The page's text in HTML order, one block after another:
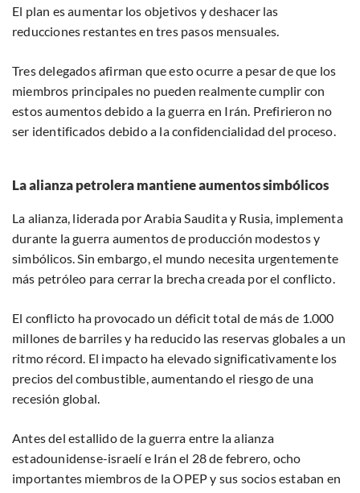
El plan es aumentar los objetivos y deshacer las
reducciones restantes en tres pasos mensuales.
Tres delegados afirman que esto ocurre a pesar de que los
miembros principales no pueden realmente cumplir con
estos aumentos debido a la guerra en Irán. Prefirieron no
ser identificados debido a la confidencialidad del proceso.
La alianza petrolera mantiene aumentos simbólicos
La alianza, liderada por Arabia Saudita y Rusia, implementa
durante la guerra aumentos de producción modestos y
simbólicos. Sin embargo, el mundo necesita urgentemente
más petróleo para cerrar la brecha creada por el conflicto.
El conflicto ha provocado un déficit total de más de 1.000
millones de barriles y ha reducido las reservas globales a un
ritmo récord. El impacto ha elevado significativamente los
precios del combustible, aumentando el riesgo de una
recesión global.
Antes del estallido de la guerra entre la alianza
estadounidense-israelí e Irán el 28 de febrero, ocho
importantes miembros de la OPEP y sus socios estaban en